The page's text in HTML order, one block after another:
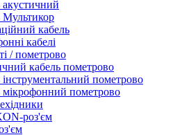
акустичний
Мультикор
кабель
кабелі
/ пометрово
кабель пометрово
пометрово
мікрофонний пометрово
роз'єм